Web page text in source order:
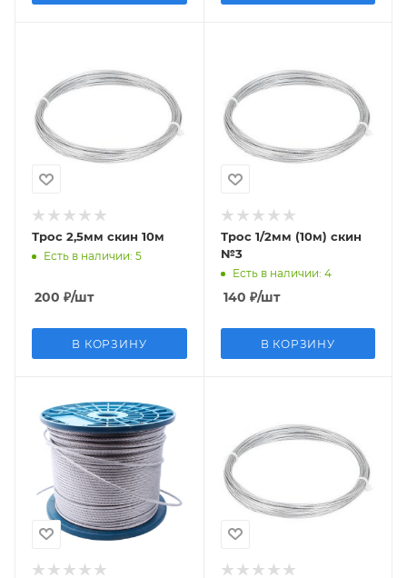
Трос 2,5мм скин 10м
Есть в наличии: 5
200 ₽/шт
В КОРЗИНУ
Трос 1/2мм (10м) скин
№3
Есть в наличии: 4
140 ₽/шт
В КОРЗИНУ